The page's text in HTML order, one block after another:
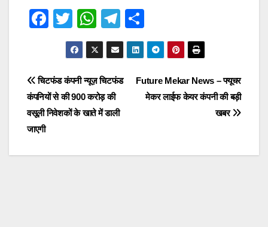
F
e
b
o
k
T
wi
tt
er
W
h
at
s
A
p
T
el
e
gr
m
h
ar
e
Post
navigation
Future Mekar News – फ्यूचर
मेकर लाईफ केयर कंपनी की बड़ी
खबर
चिटफंड कंपनी न्यूज़ चिटफंड
कंपनियों से की 900 करोड़ की
वसूली निवेशकों के खाते में डाली
जाएगी